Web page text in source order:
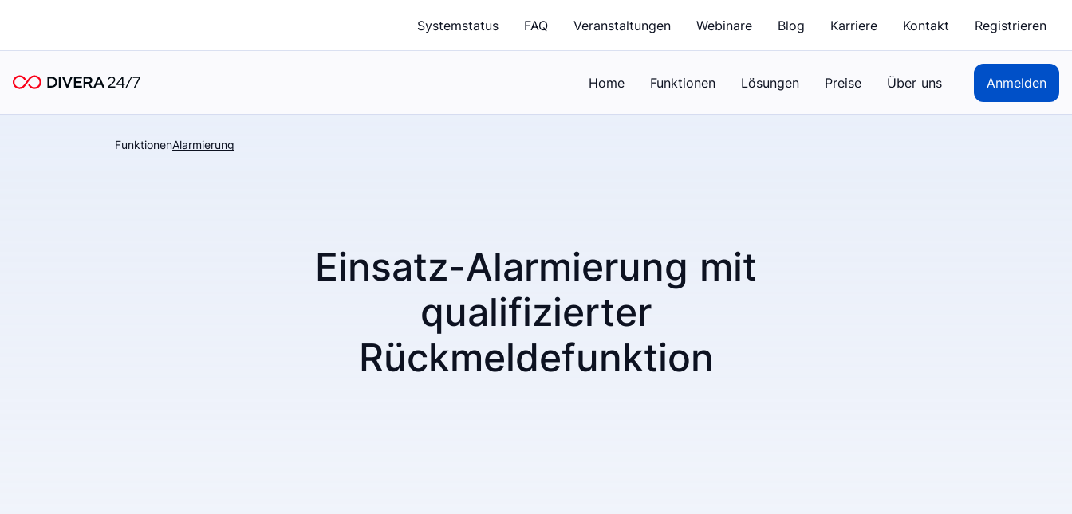
Systemstatus FAQ Veranstaltungen Webinare Blog Karriere Kontakt Registrieren
Home Funktionen Lösungen Preise Über uns Anmelden
FunktionenAlarmierung
Einsatz-Alarmierung mit
qualifizierter
Rückmeldefunktion